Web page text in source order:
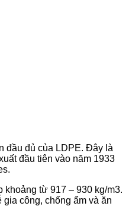
đầu đủ của LDPE. Đây là
đầu tiên vào năm 1933
khoảng từ 917 – 930 kg/m3.
công, chống ẩm và ăn